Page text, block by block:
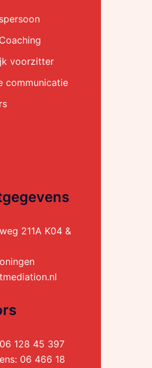
voorzitter
communicatie
211A K04 &
06 128 45 397
06 466 18